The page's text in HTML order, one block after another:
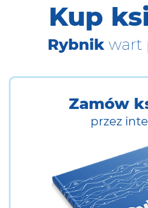
Kup
Rybnik wart
Zamów
przez